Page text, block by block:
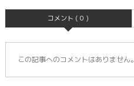
コメント ( 0 )
この記事へのコメントはありません。